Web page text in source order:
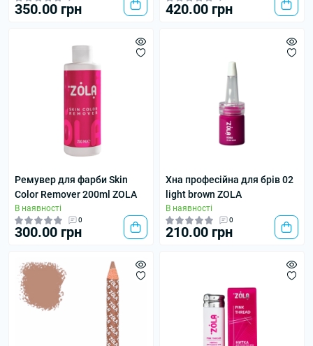
350.00 грн 420.00 грн
Ремувер для фарби Skin
Color Remover 200ml ZOLA
В наявності
0
300.00 грн
Хна професійна для брів 02
light brown ZOLA
В наявності
0
210.00 грн